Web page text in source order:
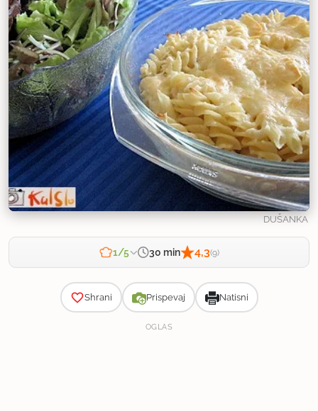
DUŠANKA
1/5 30 min 4,3(9)
Shrani Prispevaj Natisni
OGLAS